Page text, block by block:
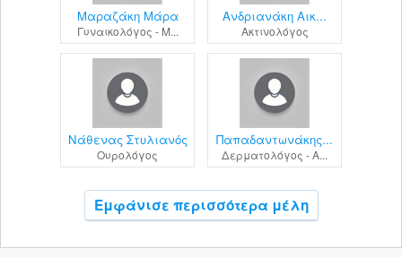
Μαραζάκη Μάρα
Γυναικολόγος - Μ...
Ανδριανάκη Αικ...
Ακτινολόγος
Νάθενας Στυλιανός
Ουρολόγος
Παπαδαντωνάκης...
Δερματολόγος - Α...
Εμφάνισε περισσότερα μέλη